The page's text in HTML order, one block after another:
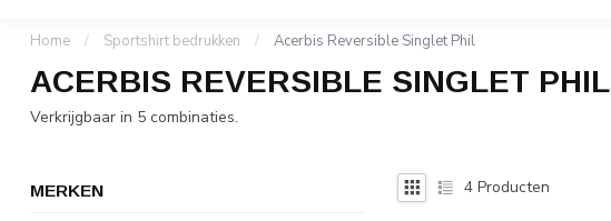
Home / Sportshirt bedrukken / Acerbis Reversible Singlet Phil
ACERBIS REVERSIBLE SINGLET PHIL
Verkrijgbaar in 5 combinaties.
MERKEN 4 Producten